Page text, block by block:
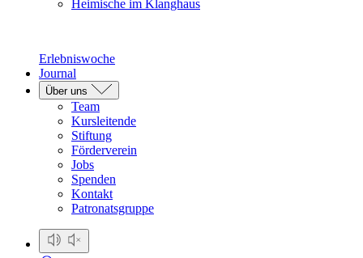
Heimische im Klanghaus
Erlebniswoche
Journal
Über uns
Team
Kursleitende
Stiftung
Förderverein
Jobs
Spenden
Kontakt
Patronatsgruppe